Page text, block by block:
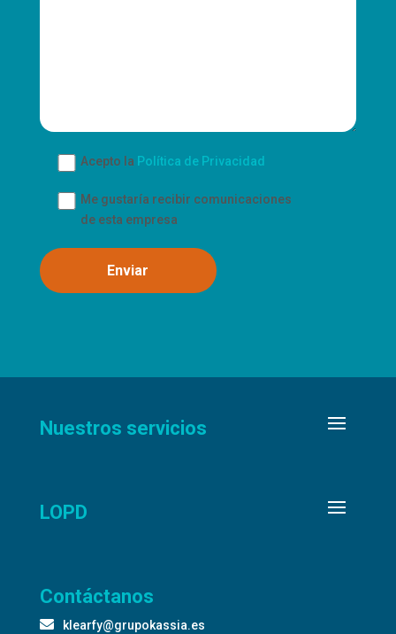
Acepto la Política de Privacidad
Me gustaría recibir comunicaciones
de esta empresa
Nuestros servicios
LOPD
Contáctanos
 klearfy@grupokassia.es